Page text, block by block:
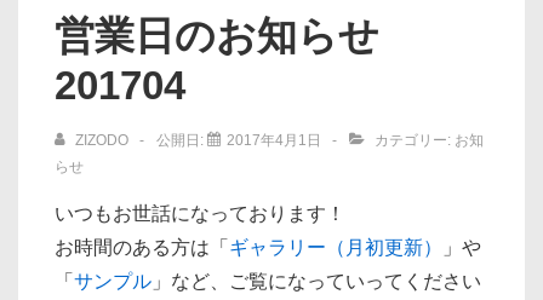
営業日のお知らせ
201704
ZIZODO 公開日: 2017年4月1日 カテゴリー: お知
らせ
いつもお世話になっております！
お時間のある方は「 ギャラリー（月初更新）
」や
「 サンプル 」など、ご覧になっていってください